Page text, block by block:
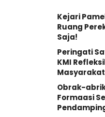
Kejari
Ruang
Saja!
Peringati
KMI
Masyarakat
Obrak-
Formaasi